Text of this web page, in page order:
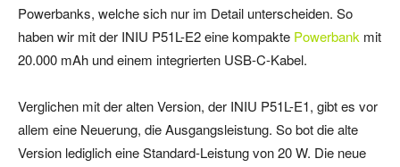
Powerbanks, welche sich nur im Detail unterscheiden. So
haben wir mit der INIU P51L-E2 eine kompakte Powerbank mit
20.000 mAh und einem integrierten USB-C-Kabel.
Verglichen mit der alten Version, der INIU P51L-E1, gibt es vor
allem eine Neuerung, die Ausgangsleistung. So bot die alte
Version lediglich eine Standard-Leistung von 20 W. Die neue